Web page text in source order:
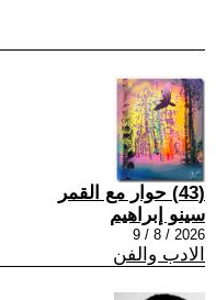
(43) حوار مع القمر
سينو إبراهيم
2026 / 8 / 9
الادب والفن